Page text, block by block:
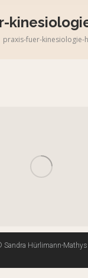
praxis-fuer-kinesiologie-
Sandra Hürlimann-Mathys